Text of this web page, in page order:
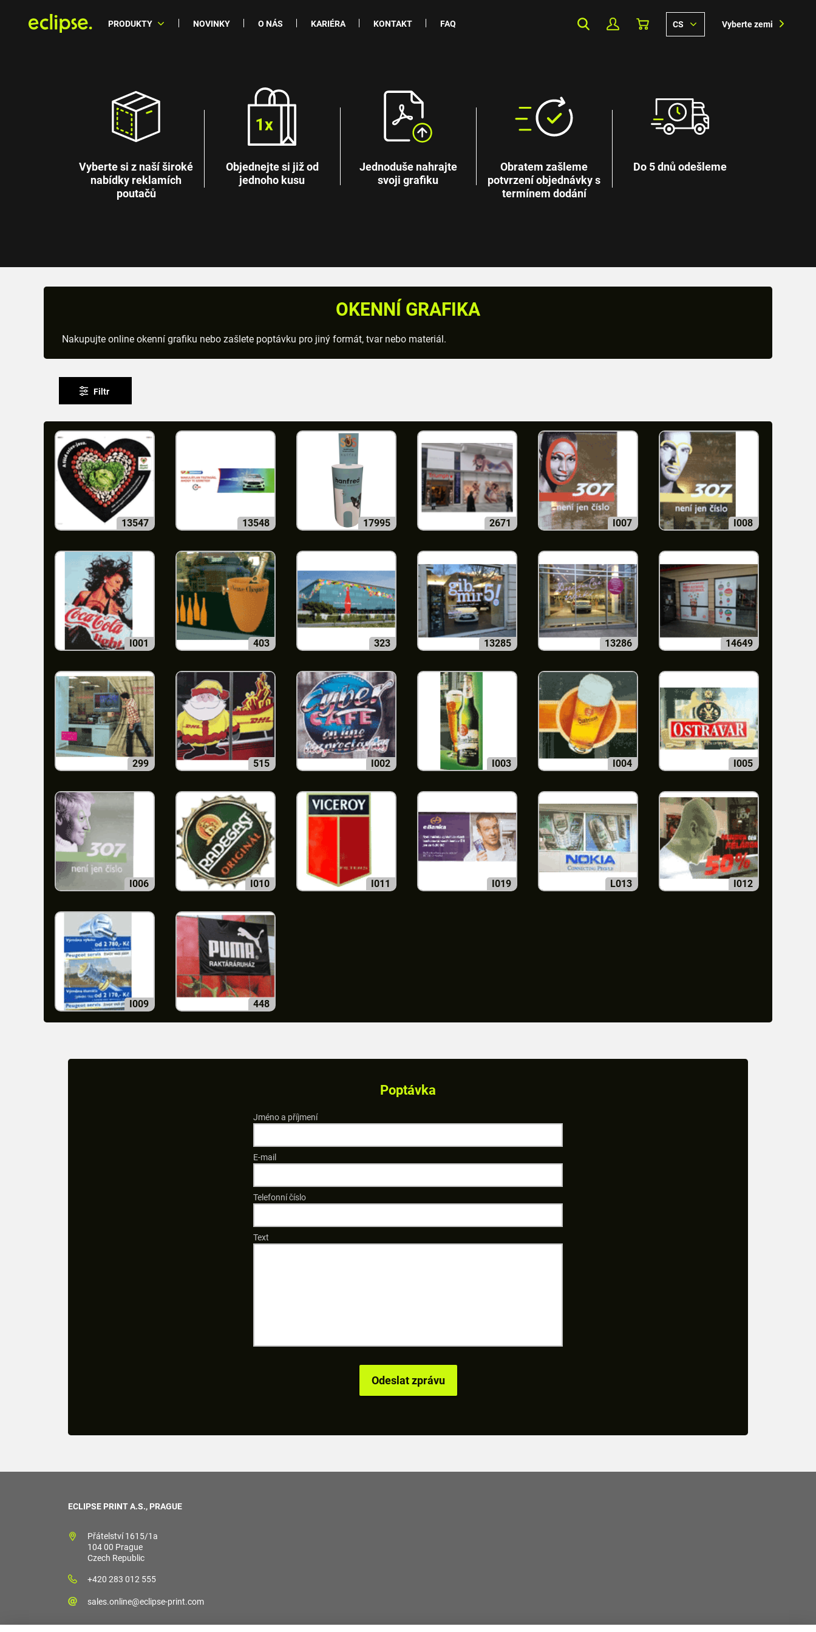
PRODUKTY NOVINKY O NÁS KARIÉRA KONTAKT FAQ CS Vyberte zemi
Vyberte si z naší široké
nabídky reklamích
poutačů
Objednejte si již od
jednoho kusu
Jednoduše nahrajte
svoji grafiku
Obratem zašleme
potvrzení objednávky s
termínem dodání
Do 5 dnů odešleme
OKENNÍ GRAFIKA
Nakupujte online okenní grafiku nebo zašlete poptávku pro jiný formát, tvar nebo materiál.
Filtr
13547 13548 17995 2671 I007 I008
I001 403 323 13285 13286 14649
299 515 I002 I003 I004 I005
I006 I010 I011 I019 L013 I012
I009 448
Poptávka
Jméno a příjmení
E-mail
Telefonní číslo
Text
ECLIPSE PRINT A.S., PRAGUE
Přátelství 1615/1a
104 00 Prague
Czech Republic
+420 283 012 555
sales.online@eclipse-print.com